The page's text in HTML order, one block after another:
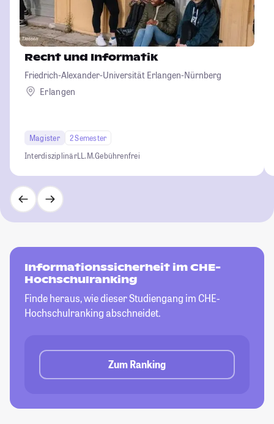
Recht und Informatik
Friedrich-Alexander-Universität Erlangen-Nürnberg
Erlangen
Magister
2 Semester
InterdisziplinärLL.M.Gebührenfrei
Informationssicherheit im CHE-
Hochschulranking
Finde heraus, wie dieser Studiengang im CHE-
Hochschulranking abschneidet.
Zum Ranking